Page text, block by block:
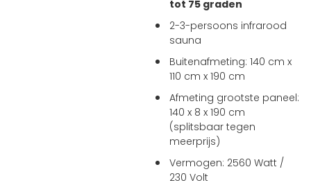
tot 75 graden
2-3-persoons infrarood
sauna
Buitenafmeting: 140 cm x
110 cm x 190 cm
Afmeting grootste paneel:
140 x 8 x 190 cm
(splitsbaar tegen
meerprijs)
Vermogen: 2560 Watt /
230 Volt